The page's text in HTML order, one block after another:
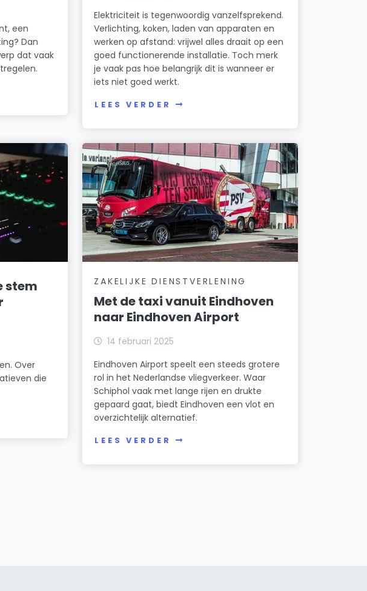
een
Dan
dat vaak
Elektriciteit is tegenwoordig vanzelfsprekend.
Verlichting, koken, laden van apparaten en
werken op afstand: vrijwel alles draait op een
goed functionerende installatie. Toch merk
je vaak pas hoe belangrijk dit is wanneer er
iets niet goed werkt.
LEES VERDER
stem
Over
die
ZAKELIJKE DIENSTVERLENING
Met de taxi vanuit Eindhoven
naar Eindhoven Airport
14 februari 2025
Eindhoven Airport speelt een steeds grotere
rol in het Nederlandse vliegverkeer. Waar
Schiphol vaak met lange rijen en drukte
gepaard gaat, biedt Eindhoven een vlot en
overzichtelijk alternatief.
LEES VERDER